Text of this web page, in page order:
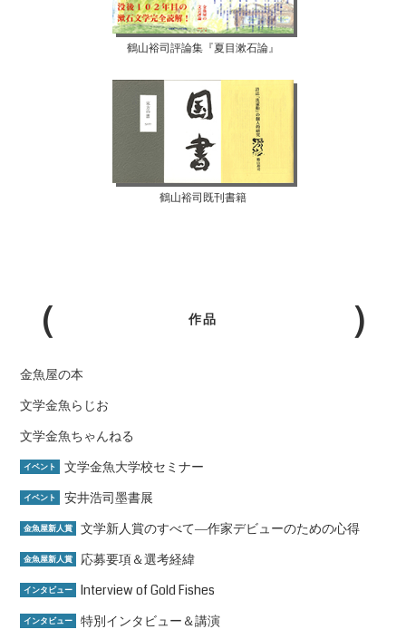
鶴山裕司評論集『夏目漱石論』
鶴山裕司既刊書籍
作品
金魚屋の本
文学金魚らじお
文学金魚ちゃんねる
イベント 文学金魚大学校セミナー
イベント 安井浩司墨書展
金魚屋新人賞 文学新人賞のすべて―作家デビューのための心得
金魚屋新人賞 応募要項＆選考経緯
インタビュー Interview of Gold Fishes
インタビュー 特別インタビュー＆講演